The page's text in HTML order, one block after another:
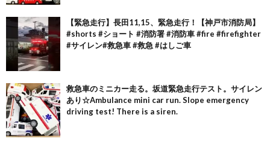
【緊急走行】長田11,15、緊急走行！【神戸市消防局】
#shorts #ショート #消防署 #消防車 #fire #firefighter
#サイレン#救急車 #救急 #はしご車
救急車のミニカー走る。坂道緊急走行テスト。サイレン
あり☆Ambulance mini car run. Slope emergency
driving test! There is a siren.